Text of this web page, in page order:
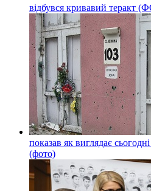
відбувся кривавий теракт
показав як виглядає
(фото)